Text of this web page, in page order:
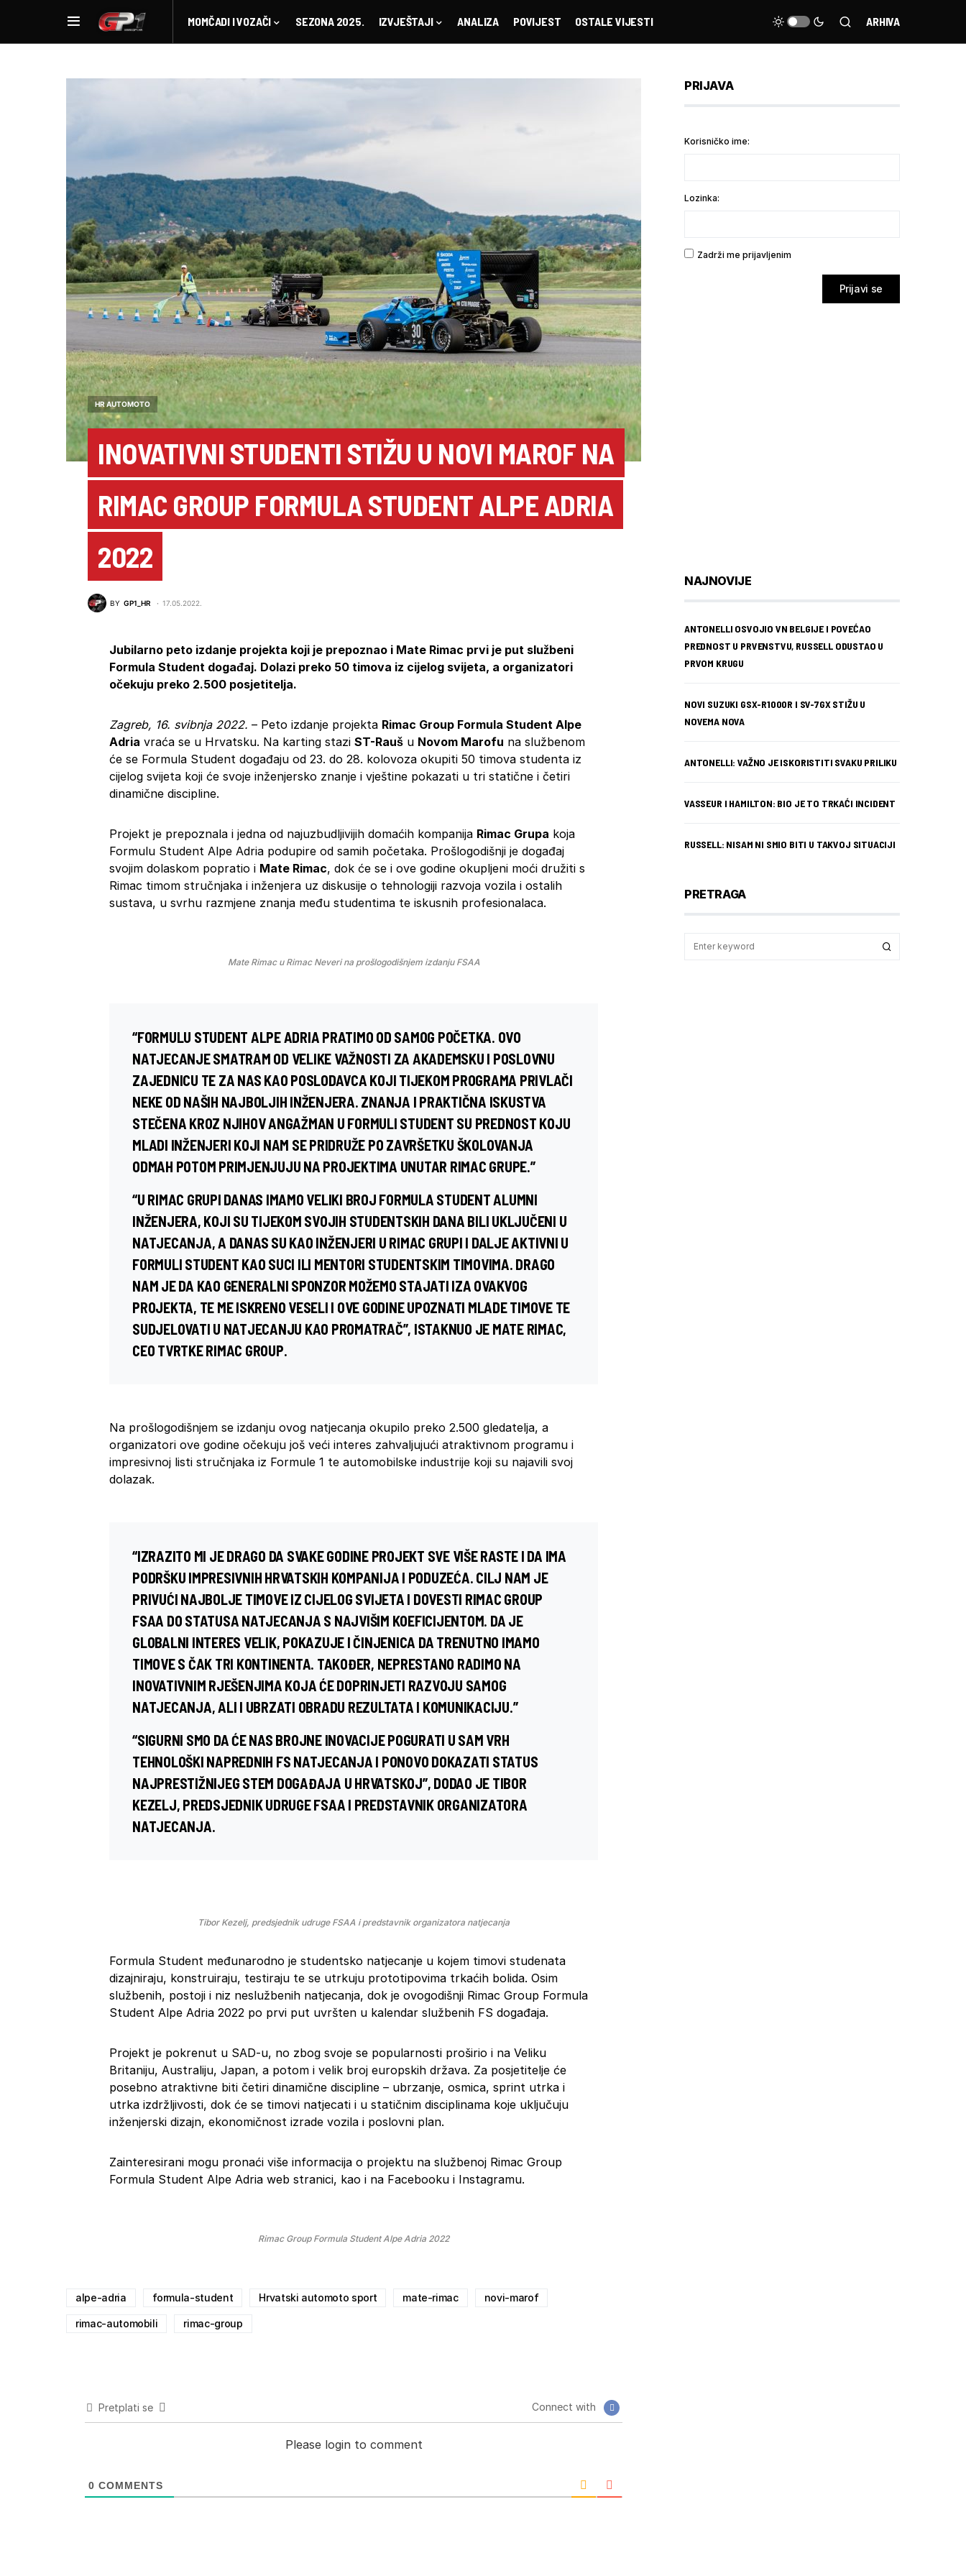
MOMČADI I VOZAČI SEZONA 2025. IZVJEŠTAJI ANALIZA POVIJEST OSTALE VIJESTI ARHIVA
HR AUTOMOTO
INOVATIVNI STUDENTI STIŽU U NOVI MAROF NA
RIMAC GROUP FORMULA STUDENT ALPE ADRIA
2022
BY GP1_HR 17.05.2022.
Jubilarno peto izdanje projekta koji je prepoznao i Mate Rimac prvi je put službeni
Formula Student događaj. Dolazi preko 50 timova iz cijelog svijeta, a organizatori
očekuju preko 2.500 posjetitelja.
Zagreb, 16. svibnja 2022. – Peto izdanje projekta Rimac Group Formula Student Alpe
Adria vraća se u Hrvatsku. Na karting stazi ST-Rauš u Novom Marofu na službenom
će se Formula Student događaju od 23. do 28. kolovoza okupiti 50 timova studenta iz
cijelog svijeta koji će svoje inženjersko znanje i vještine pokazati u tri statične i četiri
dinamične discipline.
Projekt je prepoznala i jedna od najuzbudljivijih domaćih kompanija Rimac Grupa koja
Formulu Student Alpe Adria podupire od samih početaka. Prošlogodišnji je događaj
svojim dolaskom popratio i Mate Rimac, dok će se i ove godine okupljeni moći družiti s
Rimac timom stručnjaka i inženjera uz diskusije o tehnologiji razvoja vozila i ostalih
sustava, u svrhu razmjene znanja među studentima te iskusnih profesionalaca.
Mate Rimac u Rimac Neveri na prošlogodišnjem izdanju FSAA
“FORMULU STUDENT ALPE ADRIA PRATIMO OD SAMOG POČETKA. OVO
NATJECANJE SMATRAM OD VELIKE VAŽNOSTI ZA AKADEMSKU I POSLOVNU
ZAJEDNICU TE ZA NAS KAO POSLODAVCA KOJI TIJEKOM PROGRAMA PRIVLAČI
NEKE OD NAŠIH NAJBOLJIH INŽENJERA. ZNANJA I PRAKTIČNA ISKUSTVA
STEČENA KROZ NJIHOV ANGAŽMAN U FORMULI STUDENT SU PREDNOST KOJU
MLADI INŽENJERI KOJI NAM SE PRIDRUŽE PO ZAVRŠETKU ŠKOLOVANJA
ODMAH POTOM PRIMJENJUJU NA PROJEKTIMA UNUTAR RIMAC GRUPE.”
“U RIMAC GRUPI DANAS IMAMO VELIKI BROJ FORMULA STUDENT ALUMNI
INŽENJERA, KOJI SU TIJEKOM SVOJIH STUDENTSKIH DANA BILI UKLJUČENI U
NATJECANJA, A DANAS SU KAO INŽENJERI U RIMAC GRUPI I DALJE AKTIVNI U
FORMULI STUDENT KAO SUCI ILI MENTORI STUDENTSKIM TIMOVIMA. DRAGO
NAM JE DA KAO GENERALNI SPONZOR MOŽEMO STAJATI IZA OVAKVOG
PROJEKTA, TE ME ISKRENO VESELI I OVE GODINE UPOZNATI MLADE TIMOVE TE
SUDJELOVATI U NATJECANJU KAO PROMATRAČ”, ISTAKNUO JE MATE RIMAC,
CEO TVRTKE RIMAC GROUP.
Na prošlogodišnjem se izdanju ovog natjecanja okupilo preko 2.500 gledatelja, a
organizatori ove godine očekuju još veći interes zahvaljujući atraktivnom programu i
impresivnoj listi stručnjaka iz Formule 1 te automobilske industrije koji su najavili svoj
dolazak.
“IZRAZITO MI JE DRAGO DA SVAKE GODINE PROJEKT SVE VIŠE RASTE I DA IMA
PODRŠKU IMPRESIVNIH HRVATSKIH KOMPANIJA I PODUZEĆA. CILJ NAM JE
PRIVUĆI NAJBOLJE TIMOVE IZ CIJELOG SVIJETA I DOVESTI RIMAC GROUP
FSAA DO STATUSA NATJECANJA S NAJVIŠIM KOEFICIJENTOM. DA JE
GLOBALNI INTERES VELIK, POKAZUJE I ČINJENICA DA TRENUTNO IMAMO
TIMOVE S ČAK TRI KONTINENTA. TAKOĐER, NEPRESTANO RADIMO NA
INOVATIVNIM RJEŠENJIMA KOJA ĆE DOPRINJETI RAZVOJU SAMOG
NATJECANJA, ALI I UBRZATI OBRADU REZULTATA I KOMUNIKACIJU.”
“SIGURNI SMO DA ĆE NAS BROJNE INOVACIJE POGURATI U SAM VRH
TEHNOLOŠKI NAPREDNIH FS NATJECANJA I PONOVO DOKAZATI STATUS
NAJPRESTIŽNIJEG STEM DOGAĐAJA U HRVATSKOJ”, DODAO JE TIBOR
KEZELJ, PREDSJEDNIK UDRUGE FSAA I PREDSTAVNIK ORGANIZATORA
NATJECANJA.
Tibor Kezelj, predsjednik udruge FSAA i predstavnik organizatora natjecanja
Formula Student međunarodno je studentsko natjecanje u kojem timovi studenata
dizajniraju, konstruiraju, testiraju te se utrkuju prototipovima trkaćih bolida. Osim
službenih, postoji i niz neslužbenih natjecanja, dok je ovogodišnji Rimac Group Formula
Student Alpe Adria 2022 po prvi put uvršten u kalendar službenih FS događaja.
Projekt je pokrenut u SAD-u, no zbog svoje se popularnosti proširio i na Veliku
Britaniju, Australiju, Japan, a potom i velik broj europskih država. Za posjetitelje će
posebno atraktivne biti četiri dinamične discipline – ubrzanje, osmica, sprint utrka i
utrka izdržljivosti, dok će se timovi natjecati i u statičnim disciplinama koje uključuju
inženjerski dizajn, ekonomičnost izrade vozila i poslovni plan.
Zainteresirani mogu pronaći više informacija o projektu na službenoj Rimac Group
Formula Student Alpe Adria web stranici, kao i na Facebooku i Instagramu.
Rimac Group Formula Student Alpe Adria 2022
alpe-adria formula-student Hrvatski automoto sport mate-rimac novi-marof
rimac-automobili rimac-group
Pretplati se Connect with
Please login to comment
0 COMMENTS
PRIJAVA
Korisničko ime:
Lozinka:
Zadrži me prijavljenim
Prijavi se
NAJNOVIJE
ANTONELLI OSVOJIO VN BELGIJE I POVEĆAO
PREDNOST U PRVENSTVU, RUSSELL ODUSTAO U
PRVOM KRUGU
NOVI SUZUKI GSX-R1000R I SV-7GX STIŽU U
NOVEMA NOVA
ANTONELLI: VAŽNO JE ISKORISTITI SVAKU PRILIKU
VASSEUR I HAMILTON: BIO JE TO TRKAĆI INCIDENT
RUSSELL: NISAM NI SMIO BITI U TAKVOJ SITUACIJI
PRETRAGA